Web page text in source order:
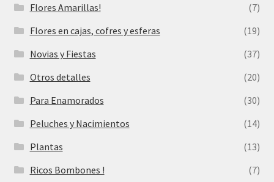
Flores Amarillas!
(7)
Flores en cajas, cofres y esferas
(19)
Novias y Fiestas
(37)
Otros detalles
(20)
Para Enamorados
(30)
Peluches y Nacimientos
(14)
Plantas
(13)
Ricos Bombones !
(7)